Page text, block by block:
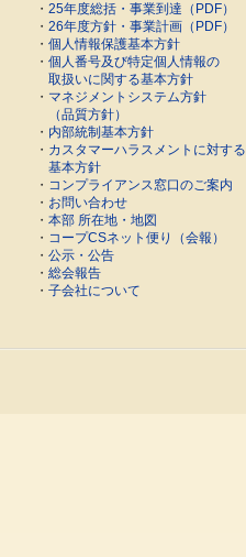
・ 25年度総括・事業到達（PDF）
・ 26年度方針・事業計画（PDF）
・ 個人情報保護基本方針
・ 個人番号及び特定個人情報の
取扱いに関する基本方針
・ マネジメントシステム方針
（品質方針）
・ 内部統制基本方針
・ カスタマーハラスメントに対する
基本方針
・ コンプライアンス窓口のご案内
・ お問い合わせ
・ 本部 所在地・地図
・ コープCSネット便り（会報）
・ 公示・公告
・ 総会報告
・ 子会社について